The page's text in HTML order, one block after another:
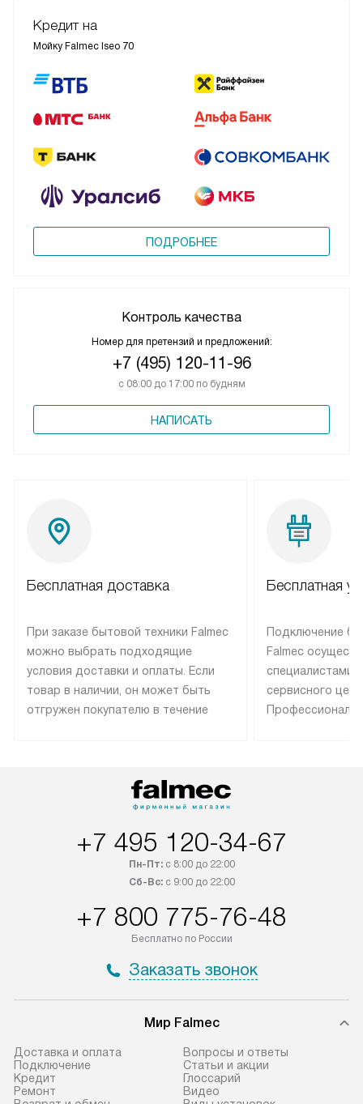
Кредит на
Мойку Falmec Iseo 70
ПОДРОБНЕЕ
Контроль качества
Номер для претензий и предложений:
+7 (495) 120-11-96
с 08:00 до 17:00 по будням
НАПИСАТЬ
Бесплатная доставка
При заказе бытовой техники Falmec
можно выбрать подходящие
условия доставки и оплаты. Если
товар в наличии, он может быть
отгружен покупателю в течение
оплачивается дополнительно.
Возможна доставка товаров по
Бесплатная
Подключение
Falmec
специалистами
сервисного
+7 495 120-34-67
Пн-Пт:с 8:00 до 22:00
Сб-Вс:с 9:00 до 22:00
+7 800 775-76-48
Бесплатно по России
Заказать звонок
Мир Falmec
Доставка и оплата
Подключение
Кредит
Ремонт
Вопросы и ответы
Статьи и акции
Глоссарий
Видео